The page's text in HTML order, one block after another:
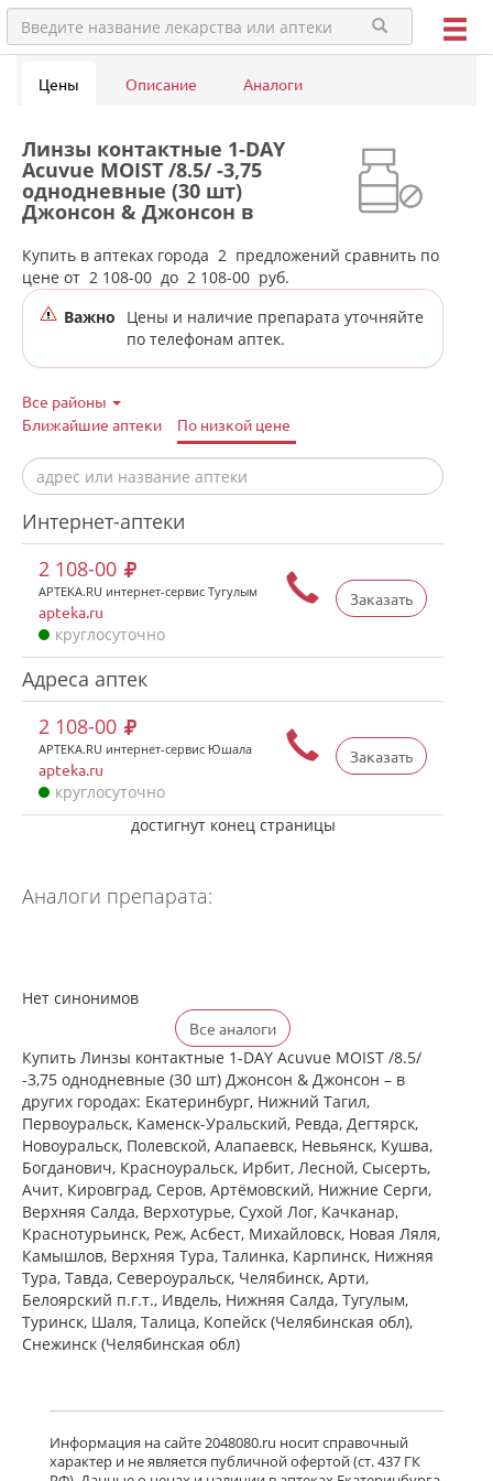
Цены Описание Аналоги
Линзы контактные 1-DAY
Acuvue MOIST /8.5/ -3,75
однодневные (30 шт)
Джонсон & Джонсон в
аптеках города Тугулыма
Купить в аптеках города 2 предложений сравнить по
цене от 2 108-00 до 2 108-00 руб.
Важно
Цены и наличие препарата уточняйте
по телефонам аптек.
Все районы
Ближайшие аптеки
По низкой цене
Интернет-аптеки
Заказать
2 108-00
APTEKA.RU интернет-сервис Тугулым
apteka.ru
круглосуточно
Адреса аптек
Заказать
2 108-00
APTEKA.RU интернет-сервис Юшала
apteka.ru
круглосуточно
достигнут конец страницы
Аналоги препарата:
Нет синонимов
Все аналоги
Купить Линзы контактные 1-DAY Acuvue MOIST /8.5/
-3,75 однодневные (30 шт) Джонсон & Джонсон – в
других городах: Екатеринбург, Нижний Тагил,
Первоуральск, Каменск-Уральский, Ревда, Дегтярск,
Новоуральск, Полевской, Алапаевск, Невьянск, Кушва,
Богданович, Красноуральск, Ирбит, Лесной, Сысерть,
Ачит, Кировград, Серов, Артёмовский, Нижние Cерги,
Верхняя Салда, Верхотурье, Сухой Лог, Качканар,
Краснотурьинск, Реж, Асбест, Михайловск, Новая Ляля,
Камышлов, Верхняя Тура, Талинка, Карпинск, Нижняя
Тура, Тавда, Североуральск, Челябинск, Арти,
Белоярский п.г.т., Ивдель, Нижняя Салда, Тугулым,
Туринск, Шаля, Талица, Копейск (Челябинская обл),
Снежинск (Челябинская обл)
Информация на сайте 2048080.ru носит справочный
характер и не является публичной офертой (ст. 437 ГК